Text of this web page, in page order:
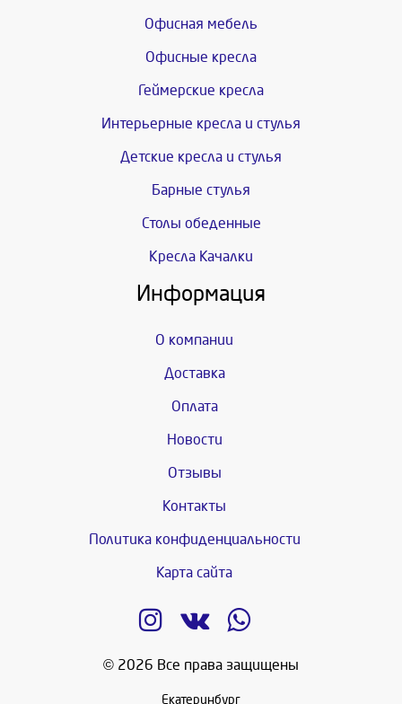
Офисная мебель
Офисные кресла
Геймерские кресла
Интерьерные кресла и стулья
Детские кресла и стулья
Барные стулья
Столы обеденные
Кресла Качалки
Информация
О компании
Доставка
Оплата
Новости
Отзывы
Контакты
Политика конфиденциальности
Карта сайта
© 2026 Все права защищены
Екатеринбург